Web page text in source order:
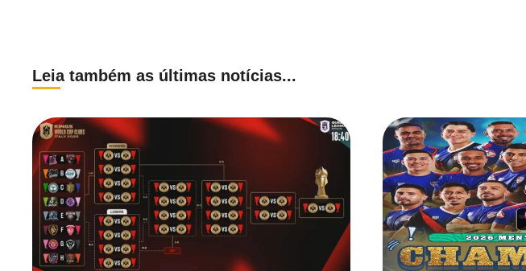
Leia também as últimas notícias...